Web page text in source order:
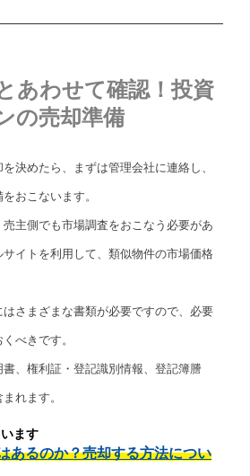
あわせて確認！投資
の売却準備
決めたら、まずは管理会社に連絡し、
おこないます。
主側でも市場調査をおこなう必要があ
イトを利用して、類似物件の市場価格
さまざまな書類が必要ですので、必要
べきです。
、権利証・登記識別情報、登記簿謄
れます。
ます
あるのか？売却する方法につい